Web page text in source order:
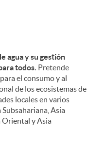
agua y su gestión
todos. Pretende
el consumo y al
de los ecosistemas de
locales en varios
Asia
Oriental y Asia